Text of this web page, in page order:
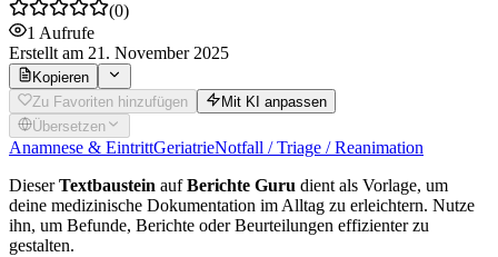
(0)
1 Aufrufe
Erstellt am 21. November 2025
Kopieren
Zu Favoriten hinzufügen
Mit KI anpassen
Übersetzen
Anamnese & EintrittGeriatrieNotfall / Triage / Reanimation
DieserTextbaustein aufBerichte Guru dient als Vorlage, um
deine medizinische Dokumentation im Alltag zu erleichtern. Nutze
ihn, um Befunde, Berichte oder Beurteilungen effizienter zu
gestalten.